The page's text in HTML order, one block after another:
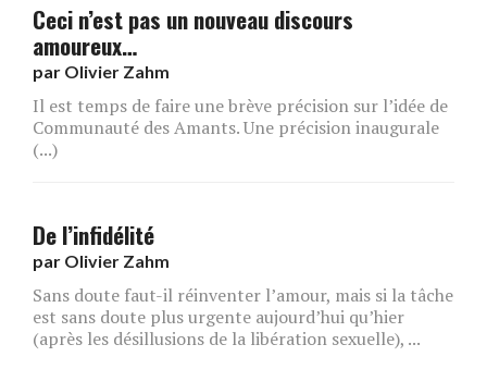
Ceci n’est pas un nouveau discours
amoureux…
par Olivier Zahm
Il est temps de faire une brève précision sur l’idée de
Communauté des Amants. Une précision inaugurale
(...)
De l’infidélité
par Olivier Zahm
Sans doute faut-il réinventer l’amour, mais si la tâche
est sans doute plus urgente aujourd’hui qu’hier
(après les désillusions de la libération sexuelle), ...